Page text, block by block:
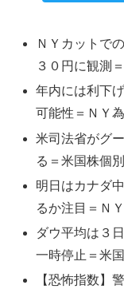
ＮＹカットで
３０円に観測
年内には利下
可能性＝ＮＹ
米司法省がグ
る＝米国株個別
明日はカナダ
るか注目＝Ｎ
ダウ平均は３
一時停止＝米
【恐怖指数】